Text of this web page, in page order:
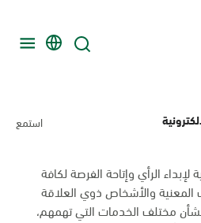
استمع
لإبداء الرأي وإتاحة الفرصة لكافة
المعنية والأشخاص ذوي العلاقة
مختلف الخدمات التي تهمهم،